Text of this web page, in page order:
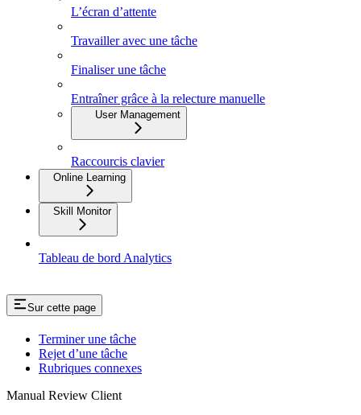
L’écran d’attente
Travailler avec une tâche
Finaliser une tâche
Entraîner grâce à la relecture manuelle
User Management
Raccourcis clavier
Online Learning
Skill Monitor
Tableau de bord Analytics
Sur cette page
Terminer une tâche
Rejet d’une tâche
Rubriques connexes
Manual Review Client